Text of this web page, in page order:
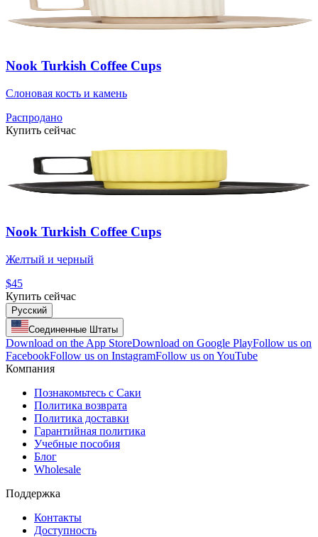
Nook Turkish Coffee Cups
Слоновая кость и камень
Распродано
Купить сейчас
Nook Turkish Coffee Cups
Желтый и черный
$45
Купить сейчас
Русский
Соединенные Штаты
Download on the App StoreDownload on Google PlayFollow us on
FacebookFollow us on InstagramFollow us on YouTube
Компания
Познакомьтесь с Саки
Политика возврата
Политика доставки
Гарантийная политика
Учебные пособия
Блог
Wholesale
Поддержка
Контакты
Доступность